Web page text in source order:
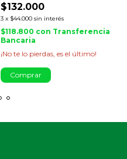
$132.000
3 x $44.000 sin interés
$118.800 con Transferencia
Bancaria
¡No te lo pierdas, es el último!
Comprar